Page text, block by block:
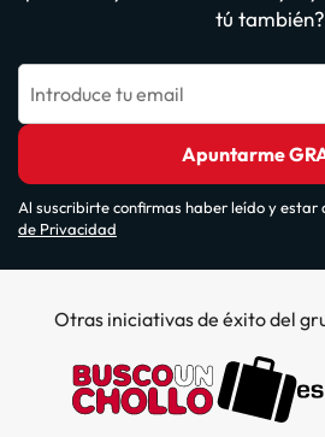
tú también?
Introduce tu email
Apuntarme
Al suscribirte confirmas haber leído y estar
de Privacidad
Otras iniciativas de éxito del